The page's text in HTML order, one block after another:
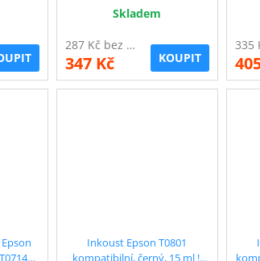
Skladem
287 Kč bez DPH
347 Kč KOUPIT
Inkoust Epson T0801
kompatibilní, černý, 15 ml !!